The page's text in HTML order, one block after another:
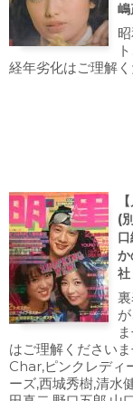
経年劣化はご理解く
(
社
はご理解くださいま
Char,ピンクレディ
ーズ,西城秀樹,清水